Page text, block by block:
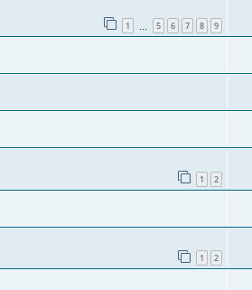
1 5 6 7 8 9
1 2
1 2